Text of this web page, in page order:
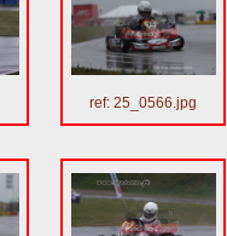
ref: 25_0566.jpg